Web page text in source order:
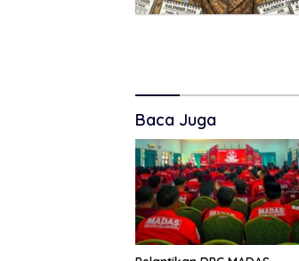
Baca Juga